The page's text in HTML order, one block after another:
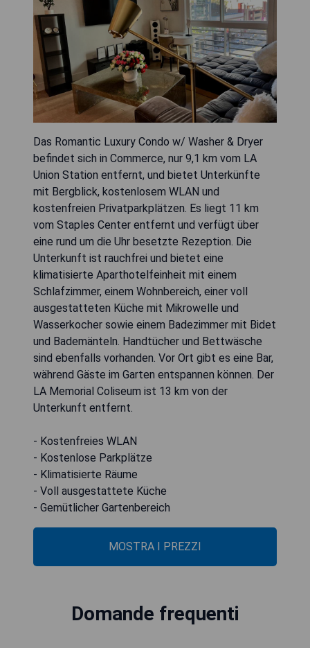
Das Romantic Luxury Condo w/ Washer & Dryer
befindet sich in Commerce, nur 9,1 km vom LA
Union Station entfernt, und bietet Unterkünfte
mit Bergblick, kostenlosem WLAN und
kostenfreien Privatparkplätzen. Es liegt 11 km
vom Staples Center entfernt und verfügt über
eine rund um die Uhr besetzte Rezeption. Die
Unterkunft ist rauchfrei und bietet eine
klimatisierte Aparthotelfeinheit mit einem
Schlafzimmer, einem Wohnbereich, einer voll
ausgestatteten Küche mit Mikrowelle und
Wasserkocher sowie einem Badezimmer mit Bidet
und Bademänteln. Handtücher und Bettwäsche
sind ebenfalls vorhanden. Vor Ort gibt es eine Bar,
während Gäste im Garten entspannen können. Der
LA Memorial Coliseum ist 13 km von der
Unterkunft entfernt.
- Kostenfreies WLAN
- Kostenlose Parkplätze
- Klimatisierte Räume
- Voll ausgestattete Küche
- Gemütlicher Gartenbereich
MOSTRA I PREZZI
Domande frequenti